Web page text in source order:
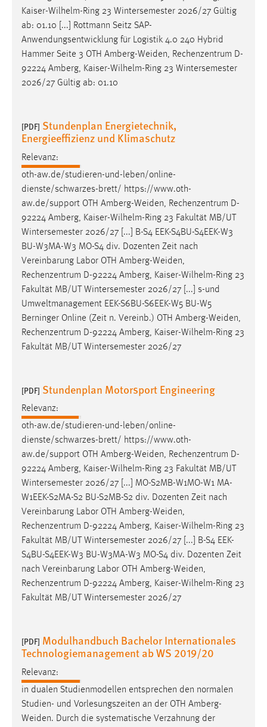
Kaiser-Wilhelm-Ring 23 Wintersemester 2026/27 Gültig
ab: 01.10 [...] Rottmann Seitz SAP-
Anwendungsentwicklung für Logistik 4.0 240 Hybrid
Hammer Seite 3 OTH Amberg-Weiden, Rechenzentrum D-
92224 Amberg, Kaiser-Wilhelm-Ring 23 Wintersemester
2026/27 Gültig ab: 01.10
[PDF] Stundenplan Energietechnik,
Energieeffizienz und Klimaschutz
Relevanz:
oth-aw.de/studieren-und-leben/online-
dienste/schwarzes-brett/ https://www.oth-
aw.de/support OTH Amberg-Weiden, Rechenzentrum D-
92224 Amberg, Kaiser-Wilhelm-Ring 23 Fakultät MB/UT
Wintersemester 2026/27 [...] B-S4 EEK-S4BU-S4EEK-W3
BU-W3MA-W3 MO-S4 div. Dozenten Zeit nach
Vereinbarung Labor OTH Amberg-Weiden,
Rechenzentrum D-92224 Amberg, Kaiser-Wilhelm-Ring 23
Fakultät MB/UT Wintersemester 2026/27 [...] s-und
Umweltmanagement EEK-S6BU-S6EEK-W5 BU-W5
Berninger Online (Zeit n. Vereinb.) OTH Amberg-Weiden,
Rechenzentrum D-92224 Amberg, Kaiser-Wilhelm-Ring 23
Fakultät MB/UT Wintersemester 2026/27
[PDF] Stundenplan Motorsport Engineering
Relevanz:
oth-aw.de/studieren-und-leben/online-
dienste/schwarzes-brett/ https://www.oth-
aw.de/support OTH Amberg-Weiden, Rechenzentrum D-
92224 Amberg, Kaiser-Wilhelm-Ring 23 Fakultät MB/UT
Wintersemester 2026/27 [...] MO-S2MB-W1MO-W1 MA-
W1EEK-S2MA-S2 BU-S2MB-S2 div. Dozenten Zeit nach
Vereinbarung Labor OTH Amberg-Weiden,
Rechenzentrum D-92224 Amberg, Kaiser-Wilhelm-Ring 23
Fakultät MB/UT Wintersemester 2026/27 [...] B-S4 EEK-
S4BU-S4EEK-W3 BU-W3MA-W3 MO-S4 div. Dozenten Zeit
nach Vereinbarung Labor OTH Amberg-Weiden,
Rechenzentrum D-92224 Amberg, Kaiser-Wilhelm-Ring 23
Fakultät MB/UT Wintersemester 2026/27
[PDF] Modulhandbuch Bachelor Internationales
Technologiemanagement ab WS 2019/20
Relevanz:
in dualen Studienmodellen entsprechen den normalen
Studien- und Vorlesungszeiten an der OTH Amberg-
Weiden. Durch die systematische Verzahnung der
Conversion-Tracking
Cookie Laufzeit:
Facebook Pixel
Anbieter:
Facebook
Zweck:
Conversion-Tracking
Cookie Laufzeit:
3 Monate
EXTERNE MEDIEN
Um Inhalte von Videoplattformen und Social Media
Plattformen anzeigen zu können, werden von diesen
externen Medien Cookies gesetzt.
YouTube
Vimeo